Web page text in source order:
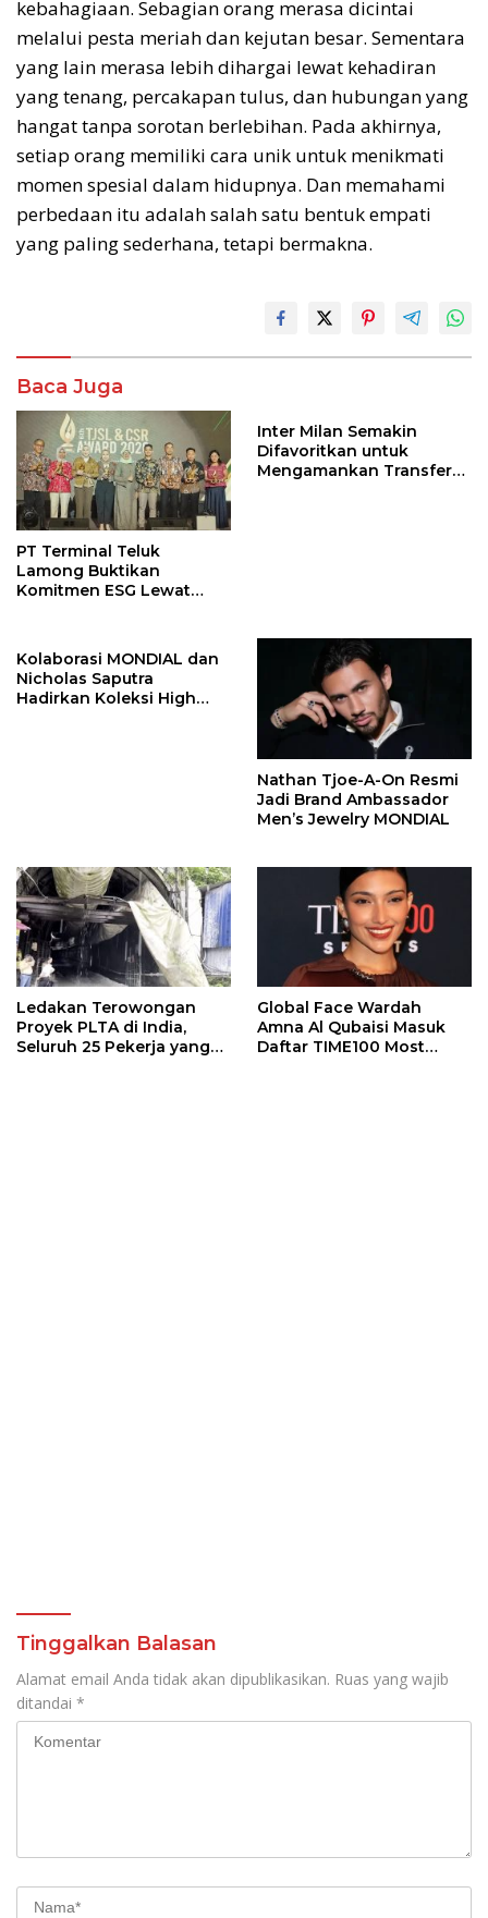
kebahagiaan. Sebagian orang merasa dicintai
melalui pesta meriah dan kejutan besar. Sementara
yang lain merasa lebih dihargai lewat kehadiran
yang tenang, percakapan tulus, dan hubungan yang
hangat tanpa sorotan berlebihan. Pada akhirnya,
setiap orang memiliki cara unik untuk menikmati
momen spesial dalam hidupnya. Dan memahami
perbedaan itu adalah salah satu bentuk empati
yang paling sederhana, tetapi bermakna.
Baca Juga
PT Terminal Teluk
Lamong Buktikan
Komitmen ESG Lewat
Inter Milan Semakin
Difavoritkan untuk
Mengamankan Transfer
Kolaborasi MONDIAL dan
Nicholas Saputra
Hadirkan Koleksi High
Nathan Tjoe-A-On Resmi
Jadi Brand Ambassador
Men’s Jewelry MONDIAL
Ledakan Terowongan
Proyek PLTA di India,
Seluruh 25 Pekerja yang
Global Face Wardah
Amna Al Qubaisi Masuk
Daftar TIME100 Most
Tinggalkan Balasan
Alamat email Anda tidak akan dipublikasikan. Ruas yang wajib
ditandai *